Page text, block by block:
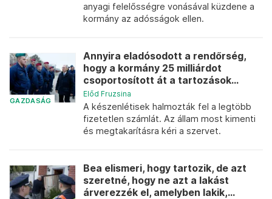
anyagi felelősségre vonásával küzdene a
kormány az adósságok ellen.
GAZDASÁG
Annyira eladósodott a rendőrség,
hogy a kormány 25 milliárdot
csoportosított át a tartozások...
Előd Fruzsina
A készenlétisek halmozták fel a legtöbb
fizetetlen számlát. Az állam most kimenti
és megtakarításra kéri a szervet.
Bea elismeri, hogy tartozik, de azt
szeretné, hogy ne azt a lakást
árverezzék el, amelyben lakik,...